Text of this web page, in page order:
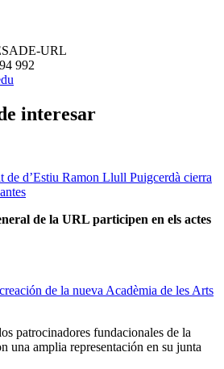
URL
992
interesar
de d’Estiu Ramon Llull Puigcerdà cierra
de la URL participen en els actes
de la nueva Acadèmia de les Arts
patrocinadores fundacionales de la
una amplia representación en su junta